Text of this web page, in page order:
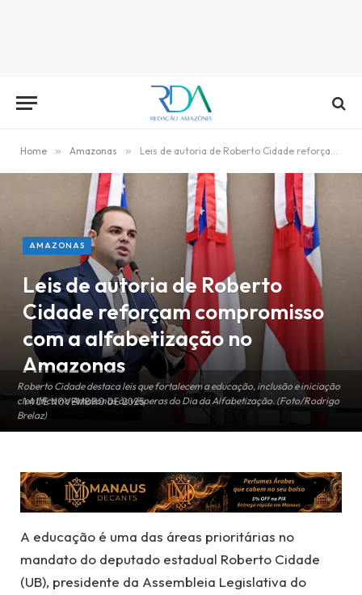
Home » Amazonas » Leis de autoria de Roberto Cidade reforçam compromisso com a alfabetização no Amazonas
Roberto Cidade destaca leis que fortalecem a educação, inclusão e iniciação
científica no Amazonas às vésperas do Dia da Alfabetização. (Foto/Rodrigo
Brelaz)
AMAZONAS
Leis de autoria de Roberto
Cidade reforçam compromisso
com a alfabetização no
Amazonas
14 DE NOVEMBRO DE 2025
A educação é uma das áreas prioritárias no
mandato do deputado estadual Roberto Cidade
(UB), presidente da Assembleia Legislativa do